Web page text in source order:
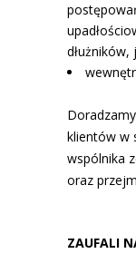
dłużników,
klientów w
wspólnika
oraz
ZAUFALI